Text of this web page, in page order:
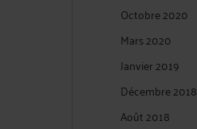
Octobre 2020
Mars 2020
Janvier 2019
Décembre 2018
Août 2018